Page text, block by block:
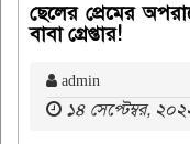
ছেলের প্রেমের
বাবা গ্রেপ্তার!
admin
১৪ সেপ্টেম্বর,